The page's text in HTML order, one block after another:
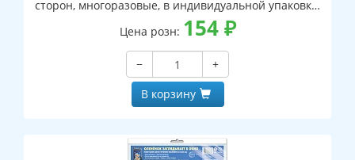
сторон, многоразовые, в индивидуальной упаковке,
с европодвесом и клеевым клапаном)
Цена розн: 154₽
−
+
В корзину